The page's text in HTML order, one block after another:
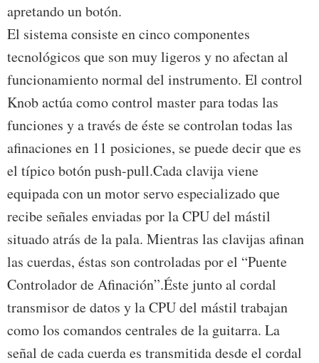
apretando un botón.
El sistema consiste en cinco componentes
tecnológicos que son muy ligeros y no afectan al
funcionamiento normal del instrumento. El control
Knob actúa como control master para todas las
funciones y a través de éste se controlan todas las
afinaciones en 11 posiciones, se puede decir que es
el típico botón push-pull.Cada clavija viene
equipada con un motor servo especializado que
recibe señales enviadas por la CPU del mástil
situado atrás de la pala. Mientras las clavijas afinan
las cuerdas, éstas son controladas por el “Puente
Controlador de Afinación”.Éste junto al cordal
transmisor de datos y la CPU del mástil trabajan
como los comandos centrales de la guitarra. La
señal de cada cuerda es transmitida desde el cordal